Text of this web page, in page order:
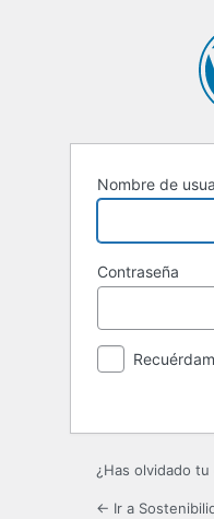
Nombre de
Contraseña
¿Has olvidado tu
← Ir a